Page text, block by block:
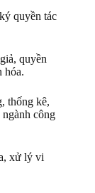
quyền tác
quyền
hóa.
thống kê,
công
xử lý vi